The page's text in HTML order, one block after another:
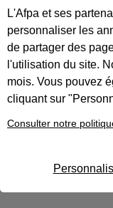
L'Afpa et ses
personnaliser les
de partager des
l'utilisation du site.
mois. Vous pouvez
cliquant sur
Consulter notre